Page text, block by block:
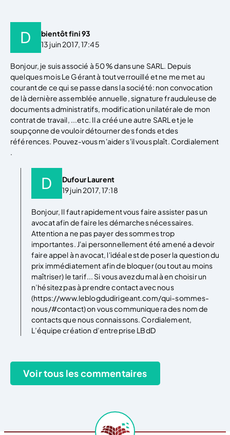
bientôt fini 93
13 juin 2017, 17:45
Bonjour, je suis associé à 50 % dans une SARL. Depuis
quelques mois Le Gérant à tout verrouillé et ne me met au
courant de ce qui se passe dans la société: non convocation
de là dernière assemblée annuelle, signature frauduleuse de
documents administratifs, modification unilatérale de mon
contrat de travail, ...etc. Il a créé une autre SARL et je le
soupçonne de vouloir détourner des fonds et des
références. Pouvez-vous m'aider s'il vous plaît. Cordialement
.
Dufour Laurent
19 juin 2017, 17:18
Bonjour, Il faut rapidement vous faire assister pas un
avocat afin de faire les démarches nécessaires.
Attention a ne pas payer des sommes trop
importantes. J'ai personnellement été amené a devoir
faire appel à n avocat, l'idéal est de poser la question du
prix immédiatement afin de bloquer (ou tout au moins
maîtriser) le tarif... Si vous avez du mal à en choisir un
n’hésitez pas à prendre contact avec nous
(https://www.leblogdudirigeant.com/qui-sommes-
nous/#contact) on vous communiquera des nom de
contacts que nous connaissons. Cordialement,
L’équipe création d’entreprise LBdD